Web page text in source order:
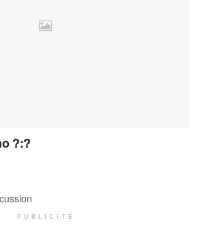
?:?
PUBLICITÉ